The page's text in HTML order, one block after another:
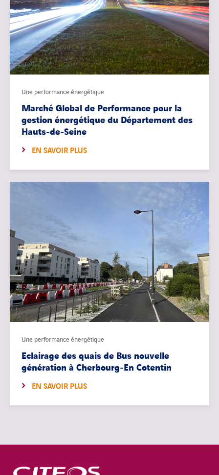
Une performance énergétique
Marché Global de Performance pour la
gestion énergétique du Département des
Hauts-de-Seine
EN SAVOIR PLUS
Une performance énergétique
Eclairage des quais de Bus nouvelle
génération à Cherbourg-En Cotentin
EN SAVOIR PLUS